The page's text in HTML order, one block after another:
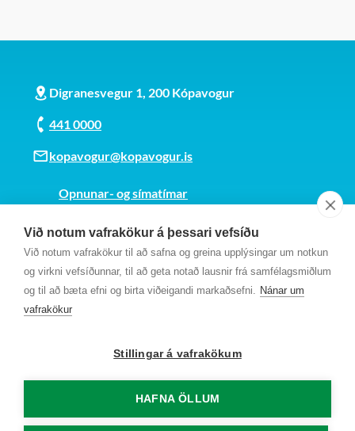
Við notum vafrakökur á þessari vefsíðu
Við notum vafrakökur til að safna og greina upplýsingar um notkun
og virkni vefsíðunnar, til að geta notað lausnir frá samfélagsmiðlum
og til að bæta efni og birta viðeigandi markaðsefni. Nánar um
vafrakökur
Stillingar á vafrakökum
HAFNA ÖLLUM
Digranesvegur 1, 200 Kópavogur
441 0000
kopavogur@kopavogur.is
Opnunar- og símatímar
Kt. 700169-3759
Fundarmannagátt